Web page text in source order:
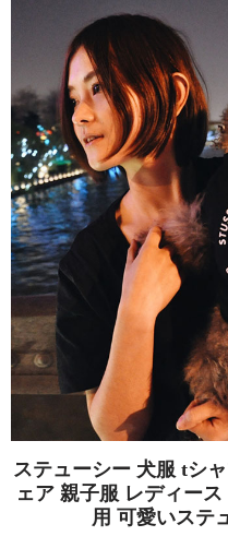
ステューシー 犬服 tシ
ェア 親子服 レディー
用 可愛いステ